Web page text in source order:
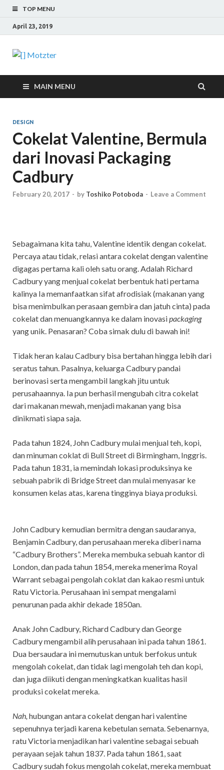
TOP MENU
April 23, 2019
[] Motzter
MAIN MENU
DESIGN
Cokelat Valentine, Bermula
dari Inovasi Packaging
Cadbury
February 20, 2017 - by Toshiko Potoboda - Leave a Comment
Sebagaimana kita tahu, Valentine identik dengan cokelat.
Percaya atau tidak, relasi antara cokelat dengan valentine
digagas pertama kali oleh satu orang. Adalah Richard
Cadbury yang menjual cokelat berbentuk hati pertama
kalinya Ia memanfaatkan sifat afrodisiak (makanan yang
bisa menimbulkan perasaan gembira dan jatuh cinta) pada
cokelat dan menuangkannya ke dalam inovasipackaging
yang unik. Penasaran? Coba simak dulu di bawah ini!
Tidak heran kalau Cadbury bisa bertahan hingga lebih dari
seratus tahun. Pasalnya, keluarga Cadbury pandai
berinovasi serta mengambil langkah jitu untuk
perusahaannya. Ia pun berhasil mengubah citra cokelat
dari makanan mewah, menjadi makanan yang bisa
dinikmati siapa saja.
Pada tahun 1824, John Cadbury mulai menjual teh, kopi,
dan minuman coklat di Bull Street di Birmingham, Inggris.
Pada tahun 1831, ia memindah lokasi produksinya ke
sebuah pabrik di Bridge Street dan mulai menyasar ke
konsumen kelas atas, karena tingginya biaya produksi.
John Cadbury kemudian bermitra dengan saudaranya,
Benjamin Cadbury, dan perusahaan mereka diberi nama
“Cadbury Brothers”. Mereka membuka sebuah kantor di
London, dan pada tahun 1854, mereka menerima Royal
Warrant sebagai pengolah coklat dan kakao resmi untuk
Ratu Victoria. Perusahaan ini sempat mengalami
penurunan pada akhir dekade 1850an.
Anak John Cadbury, Richard Cadbury dan George
Cadbury mengambil alih perusahaan ini pada tahun 1861.
Dua bersaudara ini memutuskan untuk berfokus untuk
mengolah cokelat, dan tidak lagi mengolah teh dan kopi,
dan juga diikuti dengan meningkatkan kualitas hasil
produksi cokelat mereka.
Nah, hubungan antara cokelat dengan hari valentine
sepenuhnya terjadi karena kebetulan semata. Sebenarnya,
ratu Victoria menjadikan hari valentine sebagai sebuah
perayaan sejak tahun 1837. Pada tahun 1861, saat
Cadbury sudah fokus mengolah cokelat, mereka membuat